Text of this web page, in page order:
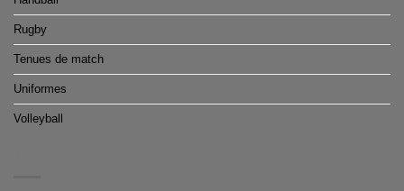
Rugby
Tenues de match
Uniformes
Volleyball